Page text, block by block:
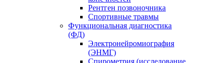
Рентген позвоночника
Спортивные травмы
Функциональная диагностика
(ФД)
Электронейромиография
(ЭНМГ)
Спирометрия (исследование